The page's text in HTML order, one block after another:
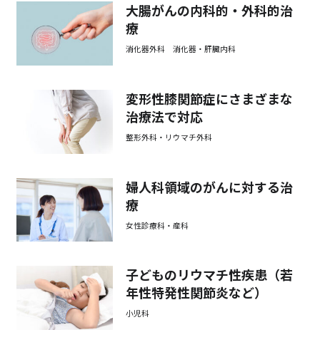
大腸がんの内科的・外科的治
療
消化器外科 消化器・肝臓内科
変形性膝関節症にさまざまな
治療法で対応
整形外科・リウマチ外科
婦人科領域のがんに対する治
療
女性診療科・産科
子どものリウマチ性疾患（若
年性特発性関節炎など）
小児科